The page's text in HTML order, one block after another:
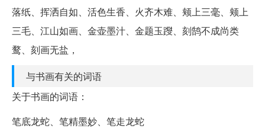
落纸、挥洒自如、活色生香、火齐木难、颊上三毫、颊上
三毛、江山如画、金壶墨汁、金题玉躞、刻鹄不成尚类
鹜、刻画无盐，
与书画有关的词语
关于书画的词语：
笔底龙蛇、笔精墨妙、笔走龙蛇